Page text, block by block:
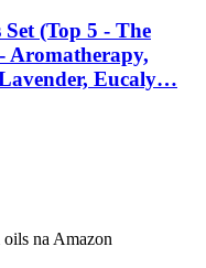
(Top 5 - The
Aromatherapy,
Eucaly…
na Amazon